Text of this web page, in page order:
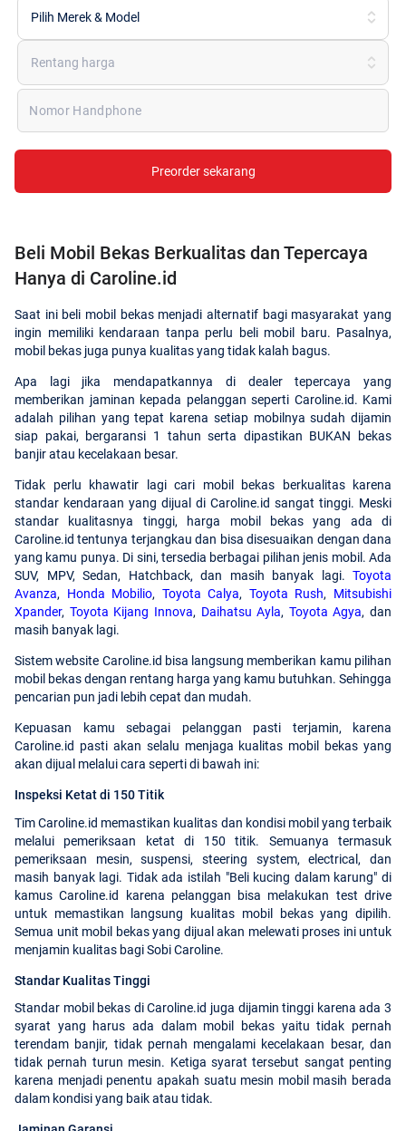
Pilih Merek & Model
Rentang harga
Nomor Handphone
Preorder sekarang
Beli Mobil Bekas Berkualitas dan Tepercaya
Hanya di Caroline.id
Saat ini beli mobil bekas menjadi alternatif bagi masyarakat yang
ingin memiliki kendaraan tanpa perlu beli mobil baru. Pasalnya,
mobil bekas juga punya kualitas yang tidak kalah bagus.
Apa lagi jika mendapatkannya di dealer tepercaya yang
memberikan jaminan kepada pelanggan seperti Caroline.id. Kami
adalah pilihan yang tepat karena setiap mobilnya sudah dijamin
siap pakai, bergaransi 1 tahun serta dipastikan BUKAN bekas
banjir atau kecelakaan besar.
Tidak perlu khawatir lagi cari mobil bekas berkualitas karena
standar kendaraan yang dijual di Caroline.id sangat tinggi. Meski
standar kualitasnya tinggi, harga mobil bekas yang ada di
Caroline.id tentunya terjangkau dan bisa disesuaikan dengan dana
yang kamu punya. Di sini, tersedia berbagai pilihan jenis mobil. Ada
SUV, MPV, Sedan, Hatchback, dan masih banyak lagi. Toyota
Avanza, Honda Mobilio, Toyota Calya, Toyota Rush, Mitsubishi
Xpander, Toyota Kijang Innova, Daihatsu Ayla, Toyota Agya, dan
masih banyak lagi.
Sistem website Caroline.id bisa langsung memberikan kamu pilihan
mobil bekas dengan rentang harga yang kamu butuhkan. Sehingga
pencarian pun jadi lebih cepat dan mudah.
Kepuasan kamu sebagai pelanggan pasti terjamin, karena
Caroline.id pasti akan selalu menjaga kualitas mobil bekas yang
akan dijual melalui cara seperti di bawah ini:
Inspeksi Ketat di 150 Titik
Tim Caroline.id memastikan kualitas dan kondisi mobil yang terbaik
melalui pemeriksaan ketat di 150 titik. Semuanya termasuk
pemeriksaan mesin, suspensi, steering system, electrical, dan
masih banyak lagi. Tidak ada istilah "Beli kucing dalam karung" di
kamus Caroline.id karena pelanggan bisa melakukan test drive
untuk memastikan langsung kualitas mobil bekas yang dipilih.
Semua unit mobil bekas yang dijual akan melewati proses ini untuk
menjamin kualitas bagi Sobi Caroline.
Standar Kualitas Tinggi
Standar mobil bekas di Caroline.id juga dijamin tinggi karena ada 3
syarat yang harus ada dalam mobil bekas yaitu tidak pernah
terendam banjir, tidak pernah mengalami kecelakaan besar, dan
tidak pernah turun mesin. Ketiga syarat tersebut sangat penting
karena menjadi penentu apakah suatu mesin mobil masih berada
dalam kondisi yang baik atau tidak.